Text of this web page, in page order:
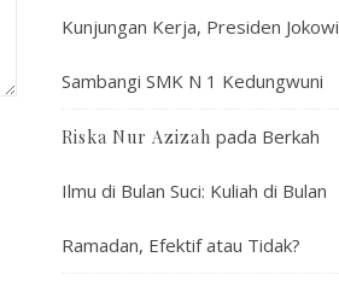
Kunjungan Kerja, Presiden Jokowi
Sambangi SMK N 1 Kedungwuni
Riska Nur Azizah pada Berkah
Ilmu di Bulan Suci: Kuliah di Bulan
Ramadan, Efektif atau Tidak?